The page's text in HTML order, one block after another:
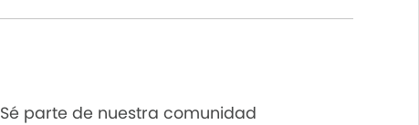
Sé parte de nuestra comunidad